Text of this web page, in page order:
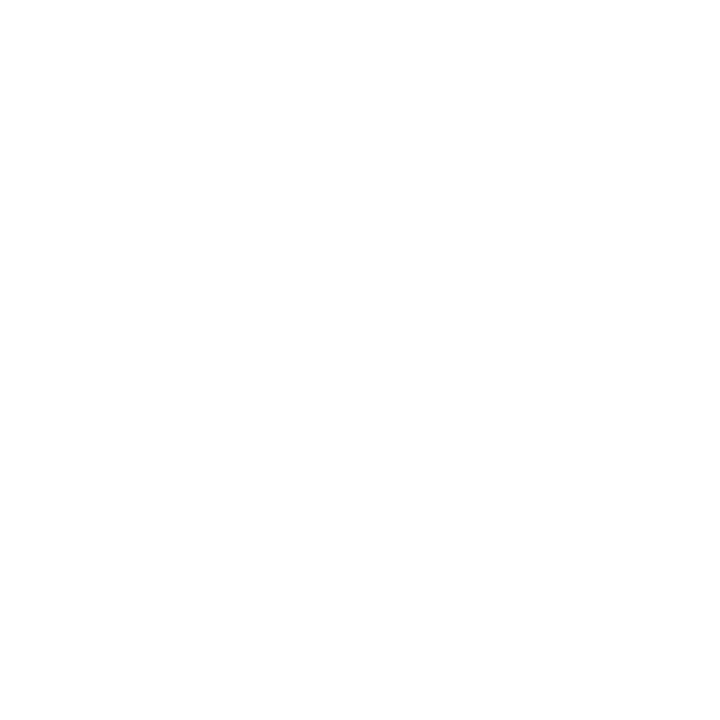
Tauchausfahrten im Januar 2025!
der kleinen und auch großen Schätze, die unser schönes Rotes Meer zu bieten hat. Außerdem erzählen sie über all das, was sie auf
auf unseren mehrtägigen Minisafaris halten sie euch stets auf dem Laufenden. Egal, ob Early Morning Dive oder
Abu Nuhas oder an der Thistlegorm stehen auf dem Programm. Ob im Norden oder Süden, ihr seid mit an Bord!
erscheinen täglich! 365 Tage im Jahr könnt ihr mit uns zusammen auf die Reise gehen und im
täglichen Tauchausfahrten!